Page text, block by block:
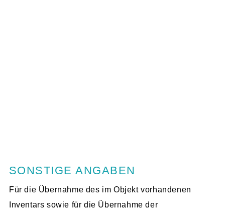
SONSTIGE ANGABEN
Für die Übernahme des im Objekt vorhandenen
Inventars sowie für die Übernahme der